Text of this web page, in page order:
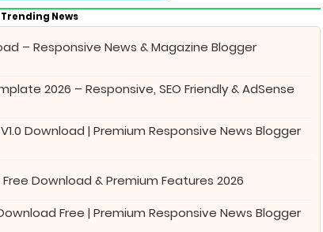
Trending News
– Responsive News & Magazine Blogger
2026 – Responsive, SEO Friendly & AdSense
Download | Premium Responsive News Blogger
Download & Premium Features 2026
Free | Premium Responsive News Blogger